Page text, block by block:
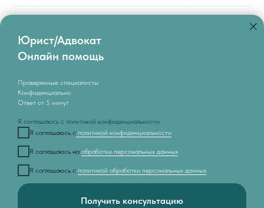
Юрист/Адвокат
Онлайн помощь
Проверенные специалисты
Конфиденциально
Ответ от 5 минут
Я соглашаюсь с политикой конфиденциальности
Я соглашаюсь с политикой конфиденциальности
Я соглашаюсь на обработки персональных данных
Я соглашаюсь с политикой обработки персональных данных
Получить консультацию
Сайт использует файлы cookie для корректной работы и анализа
Согласие на политику обработки персональных
Политика конфиденциальности
© Обращаем внимание посетителей сайта, что вся информация
и предложения носят информационный характер и не являются
публичной офертой, определяемой ст. 435 и 437 ГК РФ